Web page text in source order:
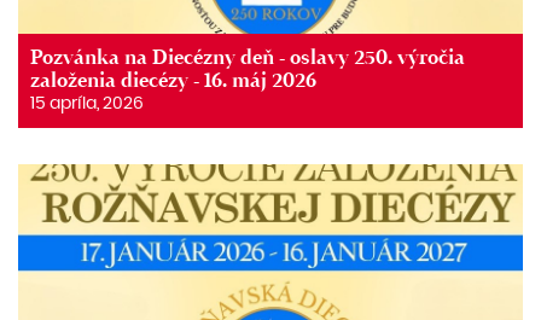
Pozvánka na Diecézny deň - oslavy 250. výročia
založenia diecézy - 16. máj 2026
15 apríla, 2026